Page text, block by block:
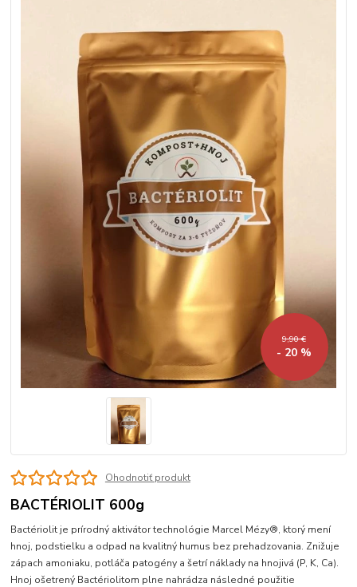
9,90 €
- 20 %
Ohodnotiť produkt
BACTÉRIOLIT 600g
Bactériolit je prírodný aktivátor technológie Marcel Mézy®, ktorý mení
hnoj, podstielku a odpad na kvalitný humus bez prehadzovania. Znižuje
zápach amoniaku, potláča patogény a šetrí náklady na hnojivá (P, K, Ca).
Hnoj ošetrený Bactériolitom plne nahrádza následné použitie